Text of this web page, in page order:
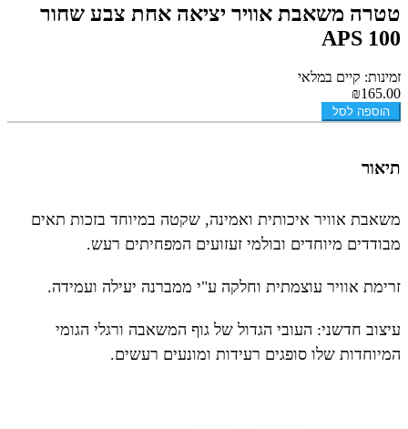
טטרה משאבת אוויר יציאה אחת צבע שחור
APS 100
זמינות: קיים במלאי
₪165.00
הוספה לסל
תיאור
משאבת אוויר איכותית ואמינה, שקטה במיוחד בזכות תאים
מבודדים מיוחדים ובולמי זעזועים המפחיתים רעש.
זרימת אוויר עוצמתית וחלקה ע"י ממברנה יעילה ועמידה.
עיצוב חדשני: העובי הגדול של גוף המשאבה ורגלי הגומי
המיוחדות שלו סופגים רעידות ומונעים רעשים.